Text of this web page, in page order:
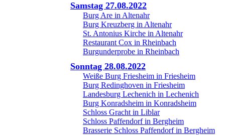
Samstag 27.08.2022
Burg Are in Altenahr
Burg Kreuzberg in Altenahr
St. Antonius Kirche in Altenahr
Restaurant Cox in Rheinbach
Burgunderprobe in Rheinbach
Sonntag 28.08.2022
Weiße Burg Friesheim in Friesheim
Burg Redinghoven in Friesheim
Landesburg Lechenich in Lechenich
Burg Konradsheim in Konradsheim
Schloss Gracht in Liblar
Schloss Paffendorf in Bergheim
Brasserie Schloss Paffendorf in Bergheim